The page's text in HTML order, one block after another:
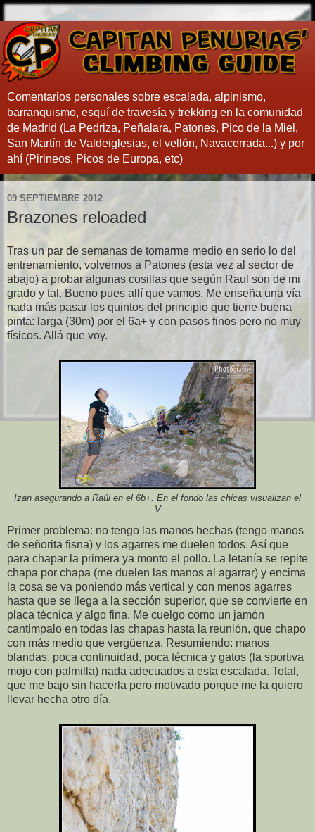
Comentarios personales sobre escalada, alpinismo,
barranquismo, esquí de travesía y trekking en la comunidad
de Madrid (La Pedriza, Peñalara, Patones, Pico de la Miel,
San Martín de Valdeiglesias, el vellón, Navacerrada...) y por
ahí (Pirineos, Picos de Europa, etc)
09 SEPTIEMBRE 2012
Brazones reloaded
Tras un par de semanas de tomarme medio en serio lo del
entrenamiento, volvemos a Patones (esta vez al sector de
abajo) a probar algunas cosillas que según Raul son de mi
grado y tal. Bueno pues allí que vamos. Me enseña una vía
nada más pasar los quintos del principio que tiene buena
pinta: larga (30m) por el 6a+ y con pasos finos pero no muy
físicos. Allá que voy.
Izan asegurando a Raúl en el 6b+. En el fondo las chicas visualizan el
V
Primer problema: no tengo las manos hechas (tengo manos
de señorita fisna) y los agarres me duelen todos. Así que
para chapar la primera ya monto el pollo. La letanía se repite
chapa por chapa (me duelen las manos al agarrar) y encima
la cosa se va poniendo más vertical y con menos agarres
hasta que se llega a la sección superior, que se convierte en
placa técnica y algo fina. Me cuelgo como un jamón
cantimpalo en todas las chapas hasta la reunión, que chapo
con más medio que vergüenza. Resumiendo: manos
blandas, poca continuidad, poca técnica y gatos (la sportiva
mojo con palmilla) nada adecuados a esta escalada. Total,
que me bajo sin hacerla pero motivado porque me la quiero
llevar hecha otro día.